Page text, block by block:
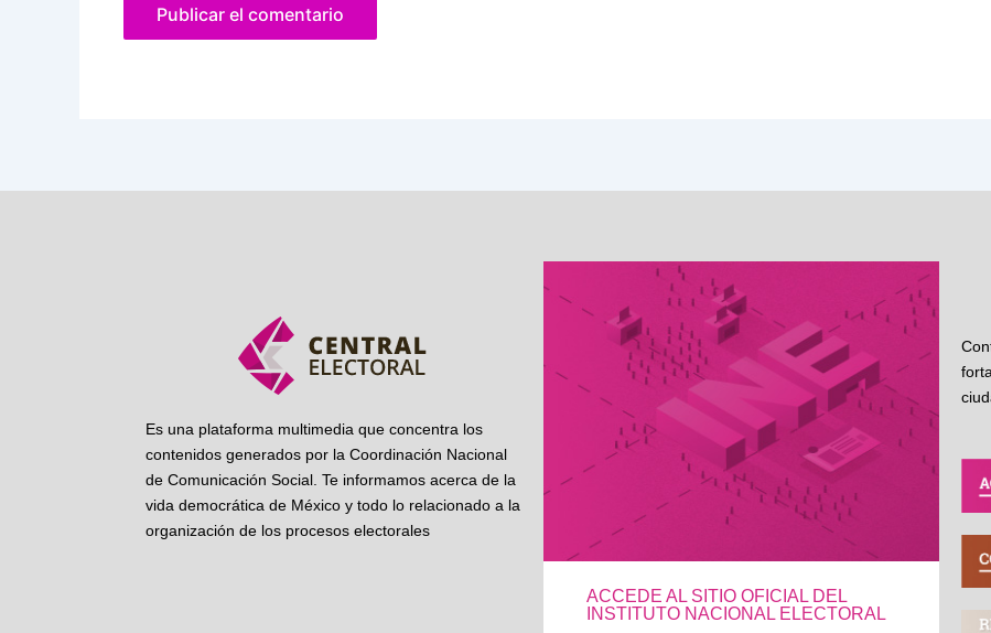
Es una plataforma multimedia que concentra los
contenidos generados por la Coordinación Nacional
de Comunicación Social. Te informamos acerca de la
vida democrática de México y todo lo relacionado a la
organización de los procesos electorales
ACCEDE AL SITIO OFICIAL DEL
INSTITUTO NACIONAL ELECTORAL